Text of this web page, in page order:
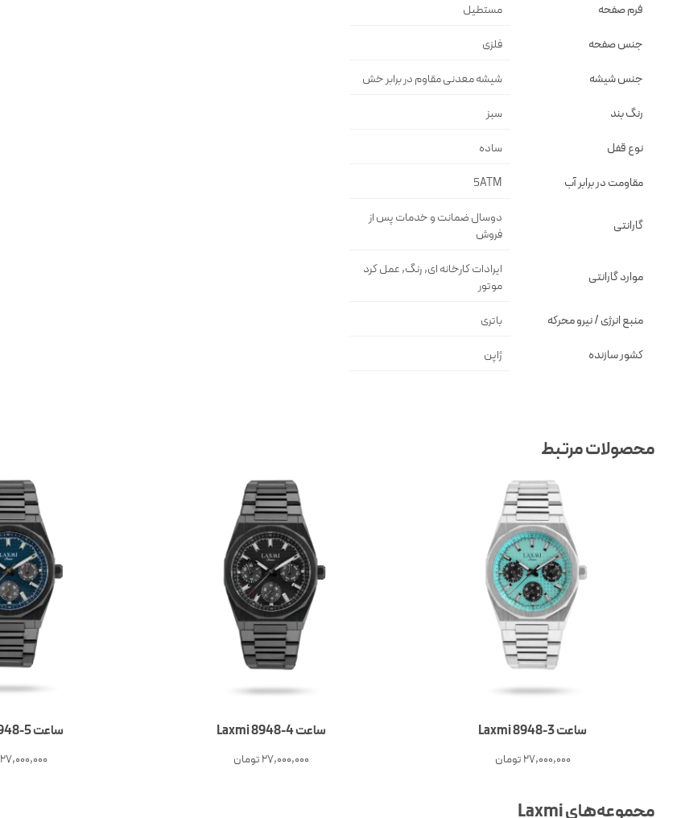
فرم صفحه مستطيل
جنس صفحه فلزى
جنس شیشه شيشه معدنى مقاوم در برابر خش
رنگ بند سبز
نوع قفل ساده
مقاومت در برابر آب 5ATM
گارانتی
دوسال ضمانت و خدمات پس از
فروش
موارد گارانتی
ایرادات کارخانه ای, رنگ, عمل کرد
موتور
منبع انرژی / نیرو محرکه باتری
کشور سازنده ژاپن
محصولات مرتبط
ساعت 3-Laxmi 8948
27,000,000تومان
ساعت 4-Laxmi 8948
27,000,000تومان
ساعت 5-Laxmi 8948
27,000,000
مجموعه‌های Laxmi